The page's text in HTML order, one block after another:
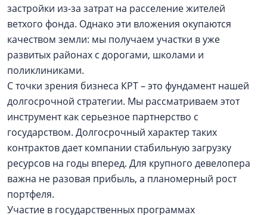
застройки из-за затрат на расселение жителей
ветхого фонда. Однако эти вложения окупаются
качеством земли: мы получаем участки в уже
развитых районах с дорогами, школами и
поликлиниками.
С точки зрения бизнеса КРТ – это фундамент нашей
долгосрочной стратегии. Мы рассматриваем этот
инструмент как серьезное партнерство с
государством. Долгосрочный характер таких
контрактов дает компании стабильную загрузку
ресурсов на годы вперед. Для крупного девелопера
важна не разовая прибыль, а планомерный рост
портфеля.
Участие в государственных программах